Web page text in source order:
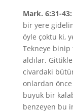
Mark. 6:31-43:
bir yere
öyle çoktu ki,
Tekneye binip
aldılar.
civardaki
onlardan
büyük bir
benzeyen bu